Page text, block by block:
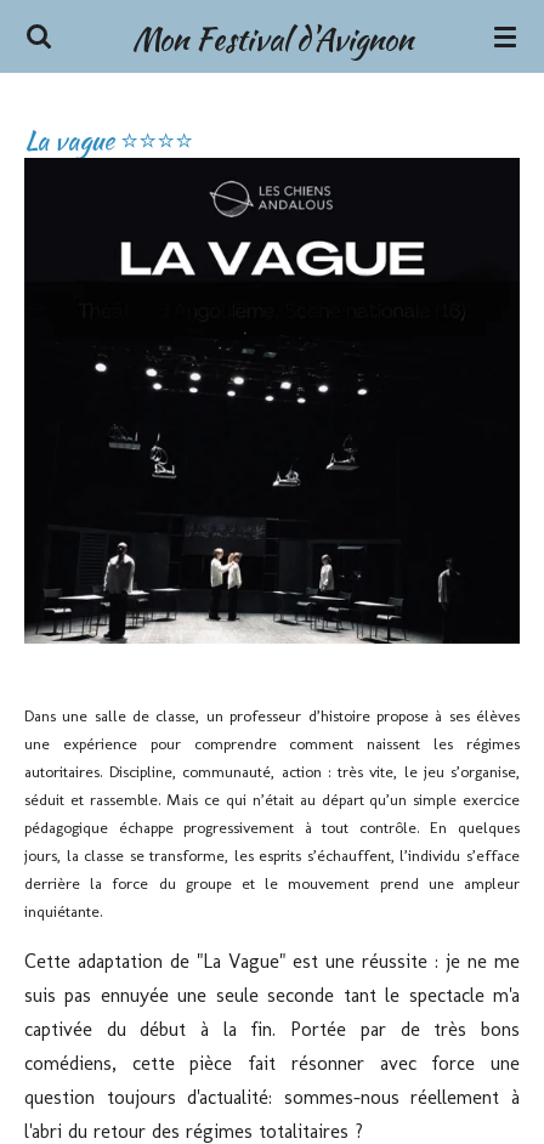
Passer
principal
Mon Festival d'Avignon
La vague ⭐⭐⭐⭐
Dans une salle de classe, un professeur d’histoire propose à ses élèves
une expérience pour comprendre comment naissent les régimes
autoritaires. Discipline, communauté, action : très vite, le jeu s’organise,
séduit et rassemble. Mais ce qui n’était au départ qu’un simple exercice
pédagogique échappe progressivement à tout contrôle. En quelques
jours, la classe se transforme, les esprits s’échauffent, l’individu s’efface
derrière la force du groupe et le mouvement prend une ampleur
inquiétante.
Cette adaptation de "La Vague" est une réussite : je ne me
suis pas ennuyée une seule seconde tant le spectacle m'a
captivée du début à la fin. Portée par de très bons
comédiens, cette pièce fait résonner avec force une
question toujours d'actualité: sommes-nous réellement à
l'abri du retour des régimes totalitaires ?